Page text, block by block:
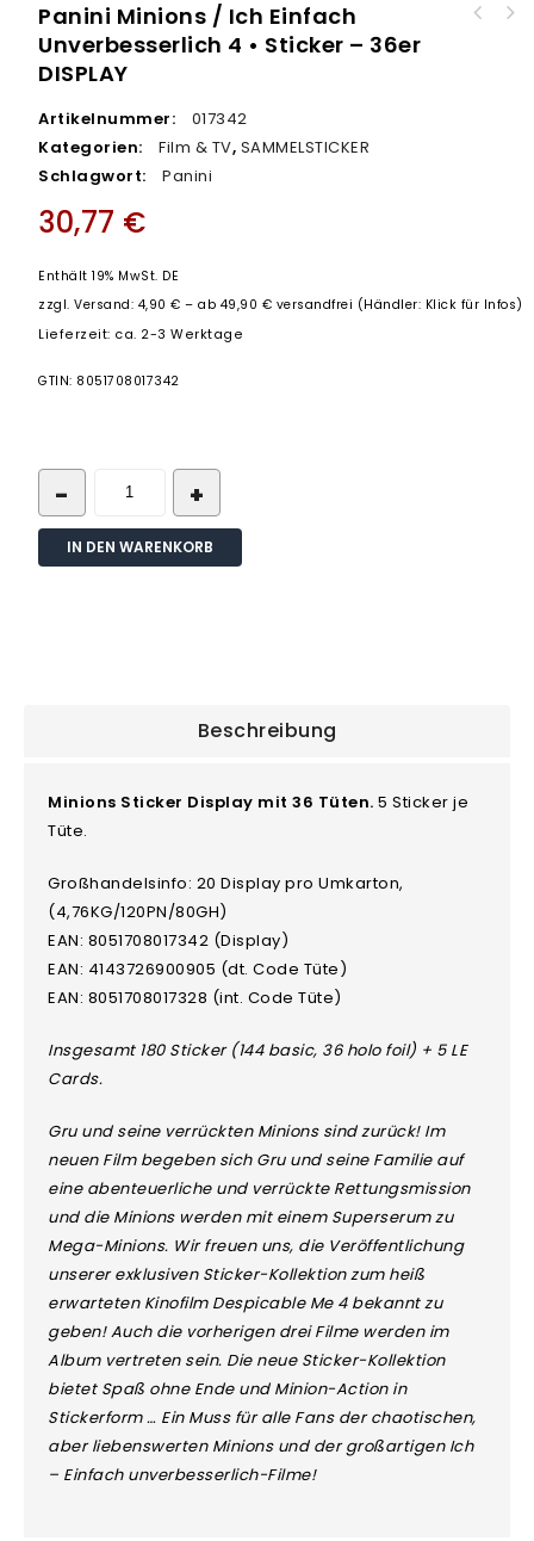
Panini Minions / Ich Einfach
Unverbesserlich 4 • Sticker – 36er
DISPLAY
Artikelnummer:
017342
Kategorien:
Film & TV, SAMMELSTICKER
Schlagwort:
Panini
30,77 €
Enthält 19% MwSt. DE
zzgl.Versand: 4,90 € – ab 49,90 € versandfrei (Händler: Klick für Infos)
Lieferzeit: ca. 2-3 Werktage
GTIN: 8051708017342
IN DEN WARENKORB
Beschreibung
Minions Sticker Display mit 36 Tüten. 5 Sticker je
Tüte.
Großhandelsinfo: 20 Display pro Umkarton,
(4,76KG/120PN/80GH)
EAN: 8051708017342 (Display)
EAN: 4143726900905 (dt. Code Tüte)
EAN: 8051708017328 (int. Code Tüte)
Insgesamt 180 Sticker (144 basic, 36 holo foil) + 5 LE
Cards.
Gru und seine verrückten Minions sind zurück! Im
neuen Film begeben sich Gru und seine Familie auf
eine abenteuerliche und verrückte Rettungsmission
und die Minions werden mit einem Superserum zu
Mega-Minions. Wir freuen uns, die Veröffentlichung
unserer exklusiven Sticker-Kollektion zum heiß
erwarteten Kinofilm Despicable Me 4 bekannt zu
geben! Auch die vorherigen drei Filme werden im
Album vertreten sein. Die neue Sticker-Kollektion
bietet Spaß ohne Ende und Minion-Action in
Stickerform … Ein Muss für alle Fans der chaotischen,
aber liebenswerten Minions und der großartigen Ich
– Einfach unverbesserlich-Filme!